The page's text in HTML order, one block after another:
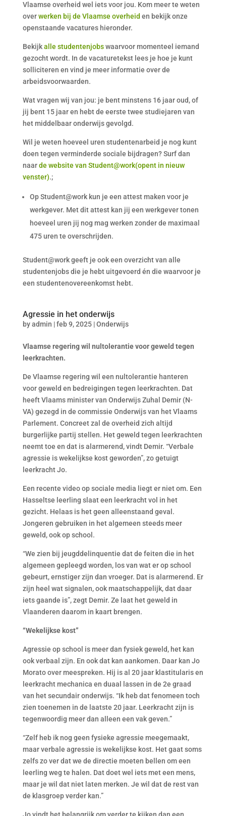
Vlaamse overheid wel iets voor jou. Kom meer te weten
overwerken bij de Vlaamse overheid en bekijk onze
openstaande vacatures hieronder.
Bekijkalle studentenjobswaarvoor momenteel iemand
gezocht wordt. In de vacaturetekst lees je hoe je kunt
solliciteren en vind je meer informatie over de
arbeidsvoorwaarden.
Wat vragen wij van jou: je bent minstens 16 jaar oud, of
jij bent 15 jaar en hebt de eerste twee studiejaren van
het middelbaar onderwijs gevolgd.
Wil je weten hoeveel uren studentenarbeid je nog kunt
doen tegen verminderde sociale bijdragen? Surf dan
naarde website van Student@work(opent in nieuw
venster).;
Op Student@work kun je een attest maken voor je
werkgever. Met dit attest kan jij een werkgever tonen
hoeveel uren jij nog mag werken zonder de maximaal
475 uren te overschrijden.
Student@work geeft je ook een overzicht van alle
studentenjobs die je hebt uitgevoerd én die waarvoor je
een studentenovereenkomst hebt.
Agressie in het onderwijs
byadmin |feb 9, 2025|Onderwijs
Vlaamse regering wil nultolerantie voor geweld tegen
leerkrachten.
De Vlaamse regering wil een nultolerantie hanteren
voor geweld en bedreigingen tegen leerkrachten. Dat
heeft Vlaams minister van Onderwijs Zuhal Demir (N-
VA) gezegd in de commissie Onderwijs van het Vlaams
Parlement. Concreet zal de overheid zich altijd
burgerlijke partij stellen. Het geweld tegen leerkrachten
neemt toe en dat is alarmerend, vindt Demir. “Verbale
agressie is wekelijkse kost geworden”, zo getuigt
leerkracht Jo.
Een recente video op sociale media liegt er niet om. Een
Hasseltse leerling slaat een leerkracht vol in het
gezicht. Helaas is het geen alleenstaand geval.
Jongeren gebruiken in het algemeen steeds meer
geweld, ook op school.
“We zien bij jeugddelinquentie dat de feiten die in het
algemeen gepleegd worden, los van wat er op school
gebeurt, ernstiger zijn dan vroeger. Dat is alarmerend. Er
zijn heel wat signalen, ook maatschappelijk, dat daar
iets gaande is”, zegt Demir. Ze laat het geweld in
Vlaanderen daarom in kaart brengen.
“Wekelijkse kost”
Agressie op school is meer dan fysiek geweld, het kan
ook verbaal zijn. En ook dat kan aankomen. Daar kan Jo
Morato over meespreken. Hij is al 20 jaar klastitularis en
leerkracht mechanica en duaal lassen in de 2e graad
van het secundair onderwijs. “Ik heb dat fenomeen toch
zien toenemen in de laatste 20 jaar. Leerkracht zijn is
tegenwoordig meer dan alleen een vak geven.”
“Zelf heb ik nog geen fysieke agressie meegemaakt,
maar verbale agressie is wekelijkse kost. Het gaat soms
zelfs zo ver dat we de directie moeten bellen om een
leerling weg te halen. Dat doet wel iets met een mens,
maar je wil dat niet laten merken. Je wil dat de rest van
de klasgroep verder kan.”